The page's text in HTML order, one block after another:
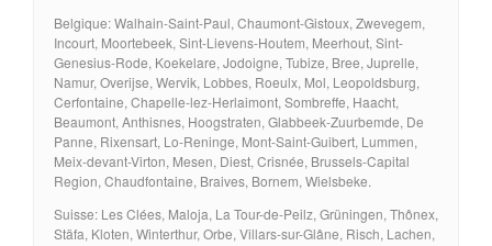
Belgique: Walhain-Saint-Paul, Chaumont-Gistoux, Zwevegem,
Incourt, Moortebeek, Sint-Lievens-Houtem, Meerhout, Sint-
Genesius-Rode, Koekelare, Jodoigne, Tubize, Bree, Juprelle,
Namur, Overijse, Wervik, Lobbes, Roeulx, Mol, Leopoldsburg,
Cerfontaine, Chapelle-lez-Herlaimont, Sombreffe, Haacht,
Beaumont, Anthisnes, Hoogstraten, Glabbeek-Zuurbemde, De
Panne, Rixensart, Lo-Reninge, Mont-Saint-Guibert, Lummen,
Meix-devant-Virton, Mesen, Diest, Crisnée, Brussels-Capital
Region, Chaudfontaine, Braives, Bornem, Wielsbeke.
Suisse: Les Clées, Maloja, La Tour-de-Peilz, Grüningen, Thônex,
Stäfa, Kloten, Winterthur, Orbe, Villars-sur-Glâne, Risch, Lachen,